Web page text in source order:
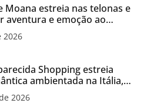
Moana estreia nas telonas e
aventura e emoção ao
Shopping
2026
Shopping estreia
ambientada na Itália,
para o Dia dos
2026